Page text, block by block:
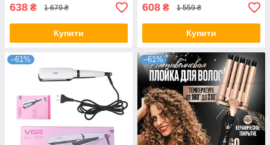
638 ₴ 1 679 ₴
Купити
608 ₴ 1 559 ₴
Купити
–61% –61%